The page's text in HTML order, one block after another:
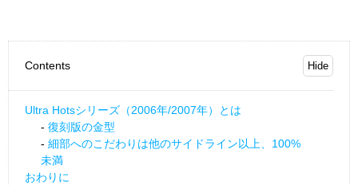
Contents
Ultra Hotsシリーズ（2006年/2007年）とは
復刻版の金型
細部へのこだわりは他のサイドライン以上、100%
未満
おわりに